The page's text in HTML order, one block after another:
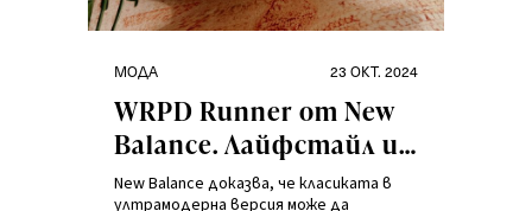
МОДА
на
23 ОКТ. 2024
WRPD Runner от New
Balance. Лайфстайл и
технология не само за
New Balance доказва, че класиката в
ултрамодерна версия може да